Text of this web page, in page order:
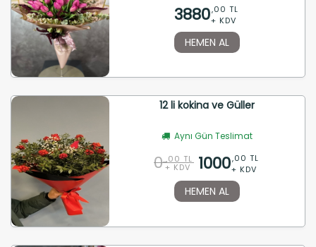
3880,00 TL
+ KDV
HEMEN AL
12 li kokina ve Güller
Aynı Gün Teslimat
0 ,00 TL
+ KDV 1000,00 TL
+ KDV
HEMEN AL